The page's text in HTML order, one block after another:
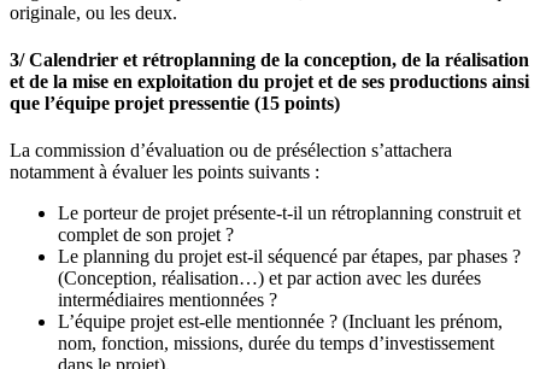
originale, ou les deux.
3/ Calendrier et rétroplanning de la conception, de la réalisation
et de la mise en exploitation du projet et de ses productions ainsi
que l’équipe projet pressentie (15 points)
La commission d’évaluation ou de présélection s’attachera
notamment à évaluer les points suivants :
Le porteur de projet présente-t-il un rétroplanning construit et
complet de son projet ?
Le planning du projet est-il séquencé par étapes, par phases ?
(Conception, réalisation…) et par action avec les durées
intermédiaires mentionnées ?
L’équipe projet est-elle mentionnée ? (Incluant les prénom,
nom, fonction, missions, durée du temps d’investissement
dans le projet),